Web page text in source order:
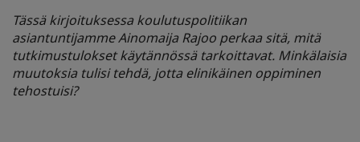
Tässä kirjoituksessa koulutuspolitiikan
asiantuntijamme Ainomaija Rajoo perkaa sitä, mitä
tutkimustulokset käytännössä tarkoittavat. Minkälaisia
muutoksia tulisi tehdä, jotta elinikäinen oppiminen
tehostuisi?